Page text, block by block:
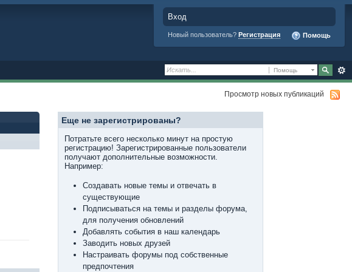
Вход
Новый пользователь? Регистрация Помощь
Помощь
Просмотр новых публикаций
Еще не зарегистрированы?
Потратьте всего несколько минут на простую
регистрацию! Зарегистрированные пользователи
получают дополнительные возможности.
Например:
Создавать новые темы и отвечать в
существующие
Подписываться на темы и разделы форума,
для получения обновлений
Добавлять события в наш календарь
Заводить новых друзей
Настраивать форумы под собственные
предпочтения